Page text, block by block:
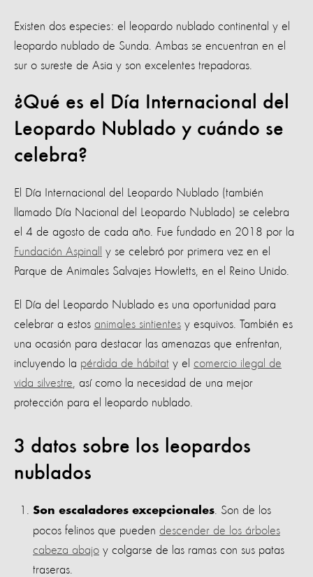
Existen dos especies: el leopardo nublado continental y el
leopardo nublado de Sunda. Ambas se encuentran en el
sur o sureste de Asia y son excelentes trepadoras.
¿Qué es el Día Internacional del
Leopardo Nublado y cuándo se
celebra?
El Día Internacional del Leopardo Nublado (también
llamado Día Nacional del Leopardo Nublado) se celebra
el 4 de agosto de cada año. Fue fundado en 2018 por la
Fundación Aspinall
y se celebró por primera vez en el
Parque de Animales Salvajes Howletts, en el Reino Unido.
El Día del Leopardo Nublado es una oportunidad para
celebrar a estos animales sintientes y esquivos. También es
una ocasión para destacar las amenazas que enfrentan,
incluyendo la pérdida de hábitat y el comercio ilegal de
vida silvestre, así como la necesidad de una mejor
protección para el leopardo nublado.
3 datos sobre los leopardos
nublados
Son escaladores excepcionales. Son de los
pocos felinos que pueden descender de los árboles
cabeza abajo y colgarse de las ramas con sus patas
traseras.